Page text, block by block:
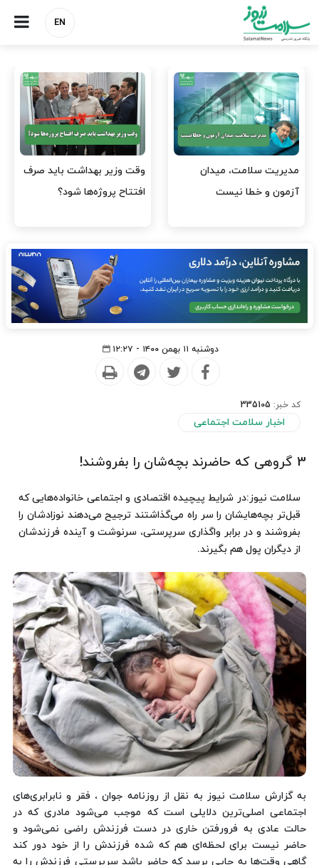
EN
واردات دارو و کالاهای اساسی
باید در اولویت تخصیص ارز
پرستاران، سرمایه‌های از
دست‌رفته نظام سلامت/ چرا
دوشنبه ۱۱ بهمن ۱۴۰۰ - ۱۲:۲۷
کد خبر: 335105
اخبار سلامت اجتماعی
3 گروهی که حاضرند بچه‌شان را بفروشند!
سلامت نیوز:در شرایط پیچیده اقتصادی و اجتماعی خانواده‌هایی که
قبل‌تر بچه‌هایشان را سر راه می‌گذاشتند ترجیح می‌دهند نوزادشان را
بفروشند و در برابر واگذاری سرپرستی، سرنوشت و آینده فرزندشان
از دیگران پول هم بگیرند.
به گزارش سلامت نیوز به نقل از روزنامه جوان ، فقر و نابرابری‌های
اجتماعی اصلی‌ترین دلایلی است که موجب می‌شود مادری که در
حالت عادی به فرورفتن خاری در دست فرزندش راضی نمی‌شود و
حاضر نیست برای لحظه‌ای هم که شده فرزندش را از خود دور کند
گاهی وقت‌ها به جایی برسد که حاضر باشد سرپرستی فرزندش را به